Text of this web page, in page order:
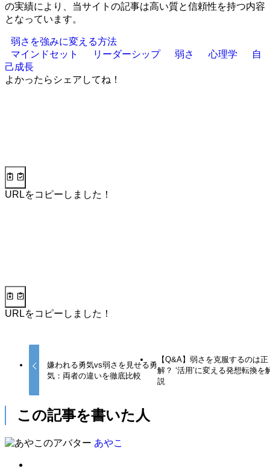
の実績により、当サイトの記事は高い質と信頼性を持つ内容
となっています。
弱さを強みに変える方法
マインドセット
リーダーシップ 弱さ 心理学
自
己成長
よかったらシェアしてね！
URLをコピーしました！
URLをコピーしました！
嫌われる勇気vs弱さを見せる勇
気：両者の違いを徹底比較
【Q&A】弱さを克服するのは正
解？ ‘活用’に変える発想転換を
説
この記事を書いた人
あやこ